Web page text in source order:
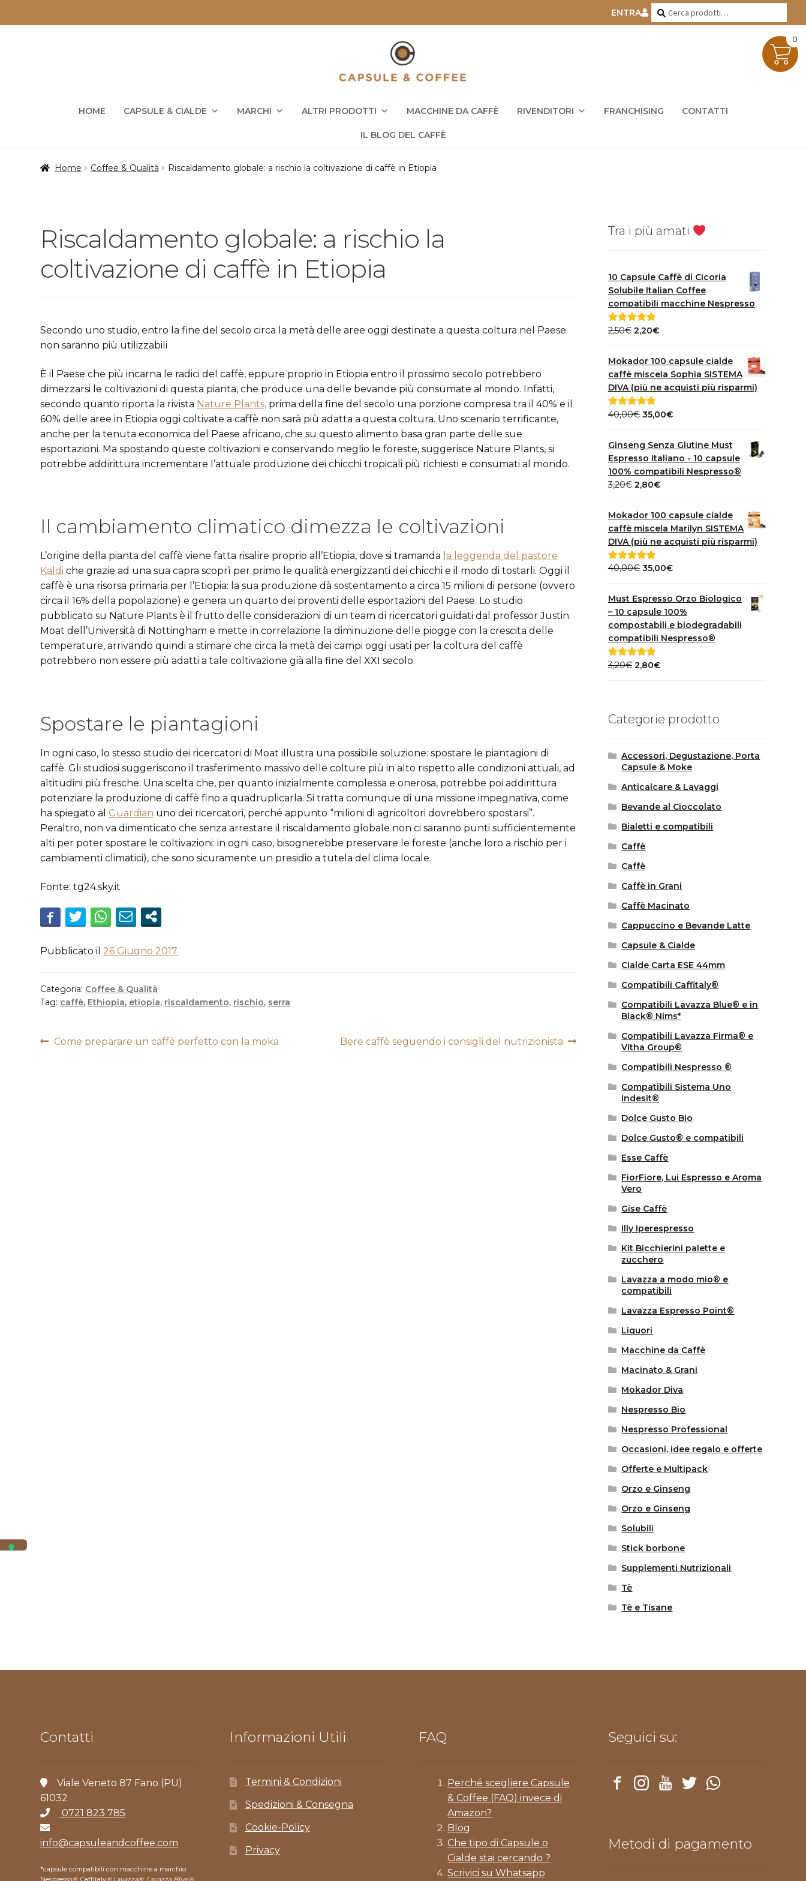
ENTRA Cerca:
Cerca
HOME CAPSULE & CIALDE MARCHI ALTRI PRODOTTI MACCHINE DA CAFFÈ RIVENDITORI FRANCHISING CONTATTI
IL BLOG DEL CAFFÈ
Home Coffee & Qualità Riscaldamento globale: a rischio la coltivazione di caffè in Etiopia
Riscaldamento globale: a rischio la
coltivazione di caffè in Etiopia
Secondo uno studio, entro la fine del secolo circa la metà delle aree oggi destinate a questa coltura nel Paese
non saranno più utilizzabili
È il Paese che più incarna le radici del caffè, eppure proprio in Etiopia entro il prossimo secolo potrebbero
dimezzarsi le coltivazioni di questa pianta, che produce una delle bevande più consumate al mondo. Infatti,
secondo quanto riporta la rivista Nature Plants, prima della fine del secolo una porzione compresa tra il 40% e il
60% delle aree in Etiopia oggi coltivate a caffè non sarà più adatta a questa coltura. Uno scenario terrificante,
anche per la tenuta economica del Paese africano, che su questo alimento basa gran parte delle sue
esportazioni. Ma spostando queste coltivazioni e conservando meglio le foreste, suggerisce Nature Plants, si
potrebbe addirittura incrementare l’attuale produzione dei chicchi tropicali più richiesti e consumati al mondo.
Il cambiamento climatico dimezza le coltivazioni
L’origine della pianta del caffè viene fatta risalire proprio all’Etiopia, dove si tramanda la leggenda del pastore
Kaldi che grazie ad una sua capra scoprì per primo le qualità energizzanti dei chicchi e il modo di tostarli. Oggi il
caffè è una risorsa primaria per l’Etiopia: la sua produzione dà sostentamento a circa 15 milioni di persone (ovvero
circa il 16% della popolazione) e genera un quarto dei proventi delle esportazioni del Paese. Lo studio
pubblicato su Nature Plants è il frutto delle considerazioni di un team di ricercatori guidati dal professor Justin
Moat dell’Università di Nottingham e mette in correlazione la diminuzione delle piogge con la crescita delle
temperature, arrivando quindi a stimare che circa la metà dei campi oggi usati per la coltura del caffè
potrebbero non essere più adatti a tale coltivazione già alla fine del XXI secolo.
Spostare le piantagioni
In ogni caso, lo stesso studio dei ricercatori di Moat illustra una possibile soluzione: spostare le piantagioni di
caffè. Gli studiosi suggeriscono il trasferimento massivo delle colture più in alto rispetto alle condizioni attuali, ad
altitudini più fresche. Una scelta che, per quanto inizialmente complessa e onerosa, potrebbe poi addirittura
potenziare la produzione di caffè fino a quadruplicarla. Si tratta comunque di una missione impegnativa, come
ha spiegato al Guardian uno dei ricercatori, perché appunto “milioni di agricoltori dovrebbero spostarsi”.
Peraltro, non va dimenticato che senza arrestare il riscaldamento globale non ci saranno punti sufficientemente
alti per poter spostare le coltivazioni: in ogni caso, bisognerebbe preservare le foreste (anche loro a rischio per i
cambiamenti climatici), che sono sicuramente un presidio a tutela del clima locale.
Fonte: tg24.sky.it
Pubblicato il 26 Giugno 2017
Categoria: Coffee & Qualità
Tag: caffè, Ethiopia, etiopia, riscaldamento, rischio, serra
Navigazione
Articolo
Come preparare un caffè perfetto con la moka
Articolo
Bere caffè seguendo i consigli del nutrizionista
Tra i più amati
10 Capsule Caffè di Cicoria
Solubile Italian Coffee
compatibili macchine Nespresso
Valutato5.00
2,50€ Il
originale
era:
2,50€.
2,20€Il
attuale
è:
2,20€.
Mokador 100 capsule cialde
caffè miscela Sophia SISTEMA
DIVA (più ne acquisti più risparmi)
Valutato5.00
40,00€ Il
originale
era:
40,00€.
35,00€Il
attuale
35,00€.
Ginseng Senza Glutine Must
Espresso Italiano - 10 capsule
100% compatibili Nespresso®
3,20€ Il
originale
era:
3,20€.
2,80€Il
attuale
è:
Mokador 100 capsule cialde
caffè miscela Marilyn SISTEMA
DIVA (più ne acquisti più risparmi)
Valutato5.00
40,00€ Il
originale
era:
40,00€.
35,00€Il
attuale
è:
35,00€.
Must Espresso Orzo Biologico
– 10 capsule 100%
compostabili e biodegradabili
compatibili Nespresso®
Valutato5.00
3,20€ Il
3,20€.
2,80€Il
2,80€.
Categorie prodotto
Accessori, Degustazione, Porta
Capsule & Moke
Anticalcare & Lavaggi
Bevande al Cioccolato
Bialetti e compatibili
Caffè
Caffè
Caffè in Grani
Caffè Macinato
Cappuccino e Bevande Latte
Capsule & Cialde
Cialde Carta ESE 44mm
Compatibili Caffitaly®
Compatibili Lavazza Blue® e in
Black® Nims*
Compatibili Lavazza Firma® e
Vitha Group®
Compatibili Nespresso ®
Compatibili Sistema Uno
Indesit®
Dolce Gusto Bio
Dolce Gusto® e compatibili
Esse Caffè
FiorFiore, Lui Espresso e Aroma
Vero
Gise Caffè
Illy Iperespresso
Kit Bicchierini palette e
zucchero
Lavazza a modo mio® e
compatibili
Lavazza Espresso Point®
Liquori
Macchine da Caffè
Macinato & Grani
Mokador Diva
Nespresso Bio
Nespresso Professional
Occasioni, idee regalo e offerte
Offerte e Multipack
Orzo e Ginseng
Orzo e Ginseng
Solubili
Stick borbone
Supplementi Nutrizionali
Tè
Tè e Tisane
Contatti
Viale Veneto 87 Fano (PU)
61032
0721 823 785
info@capsuleandcoffee.com
*capsule compatibili con macchine a marchio
Nespresso®, Caffitaly®,Lavazza®, Lavazza Blue®,
Informazioni Utili
Termini & Condizioni
Spedizioni & Consegna
Cookie-Policy
Privacy
FAQ
Perché scegliere Capsule
& Coffee (FAQ) invece di
Amazon?
Blog
Che tipo di Capsule o
Cialde stai cercando ?
Scrivici su Whatsapp
Seguici su:
Metodi di pagamento
0